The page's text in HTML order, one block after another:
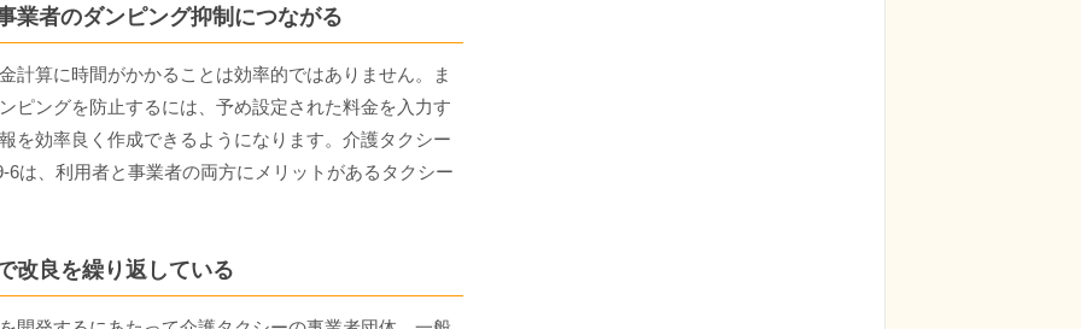
業者のダンピング抑制につながる
計算に時間がかかることは効率的ではありません。ま
ピングを防止するには、予め設定された料金を入力す
を効率良く作成できるようになります。介護タクシー
は、利用者と事業者の両方にメリットがあるタクシー
改良を繰り返している